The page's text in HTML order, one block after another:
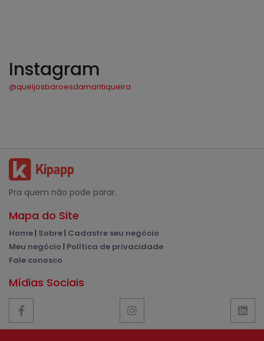
Instagram
@queijosbaroesdamantiqueira
Pra quem não pode parar.
Mapa do Site
Home| Sobre| Cadastre seu negócio
Meu negócio | Política de privacidade
Fale conosco
Mídias Sociais